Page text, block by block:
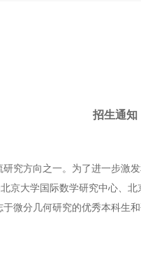
招生通知
究方向之一。为了进一步激
京大学国际数学研究中心、
微分几何研究的优秀本科生